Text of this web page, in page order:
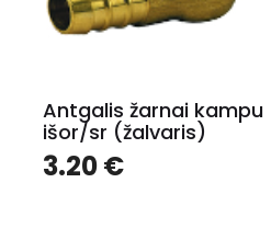
Antgalis žarnai kampu
išor/sr (žalvaris)
3.20€